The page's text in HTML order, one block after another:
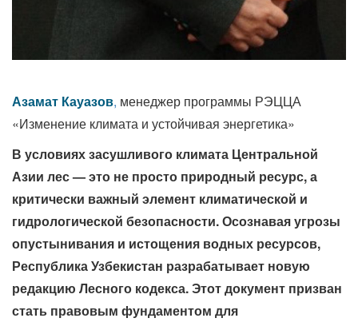
Азамат Кауазов, менеджер программы РЭЦЦА
«Изменение климата и устойчивая энергетика»
В условиях засушливого климата Центральной
Азии лес — это не просто природный ресурс, а
критически важный элемент климатической и
гидрологической безопасности. Осознавая угрозы
опустынивания и истощения водных ресурсов,
Республика Узбекистан разрабатывает новую
редакцию Лесного кодекса. Этот документ призван
стать правовым фундаментом для